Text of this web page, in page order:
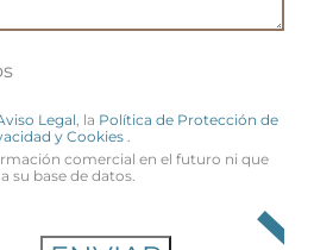
Legal, la Política de Protección de
y Cookies .
comercial en el futuro ni que
su base de datos.